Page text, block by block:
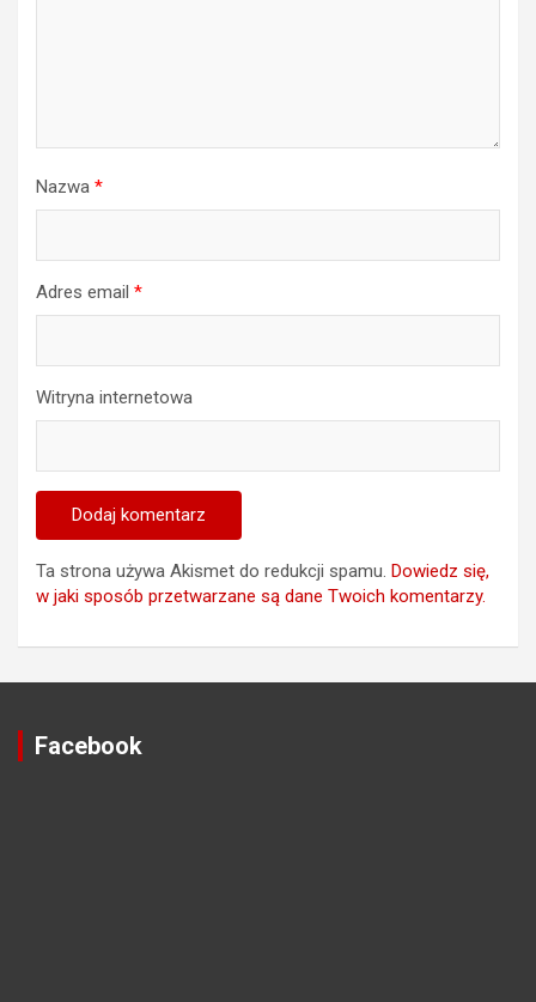
Nazwa *
Adres email *
Witryna internetowa
Ta strona używa Akismet do redukcji spamu. Dowiedz się,
w jaki sposób przetwarzane są dane Twoich komentarzy.
Facebook